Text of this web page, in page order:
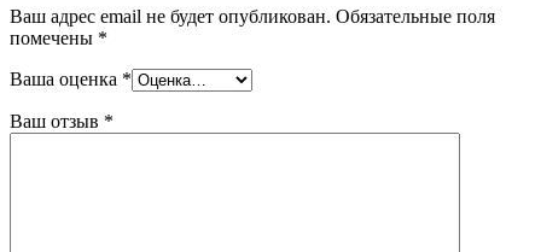
Ваш адрес email не будет опубликован. Обязательные поля
помечены *
Ваша оценка *
Ваш отзыв *